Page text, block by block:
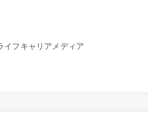
イフキャリアメディア